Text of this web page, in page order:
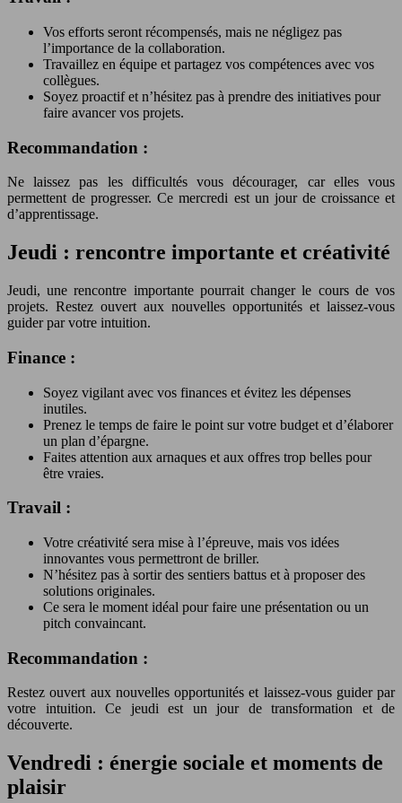
Vos efforts seront récompensés, mais ne négligez pas
l’importance de la collaboration.
Travaillez en équipe et partagez vos compétences avec vos
collègues.
Soyez proactif et n’hésitez pas à prendre des initiatives pour
faire avancer vos projets.
Recommandation :
Ne laissez pas les difficultés vous décourager, car elles vous
permettent de progresser. Ce mercredi est un jour de croissance et
d’apprentissage.
Jeudi : rencontre importante et créativité
Jeudi, une rencontre importante pourrait changer le cours de vos
projets. Restez ouvert aux nouvelles opportunités et laissez-vous
guider par votre intuition.
Finance :
Soyez vigilant avec vos finances et évitez les dépenses
inutiles.
Prenez le temps de faire le point sur votre budget et d’élaborer
un plan d’épargne.
Faites attention aux arnaques et aux offres trop belles pour
être vraies.
Travail :
Votre créativité sera mise à l’épreuve, mais vos idées
innovantes vous permettront de briller.
N’hésitez pas à sortir des sentiers battus et à proposer des
solutions originales.
Ce sera le moment idéal pour faire une présentation ou un
pitch convaincant.
Recommandation :
Restez ouvert aux nouvelles opportunités et laissez-vous guider par
votre intuition. Ce jeudi est un jour de transformation et de
découverte.
Vendredi : énergie sociale et moments de
plaisir